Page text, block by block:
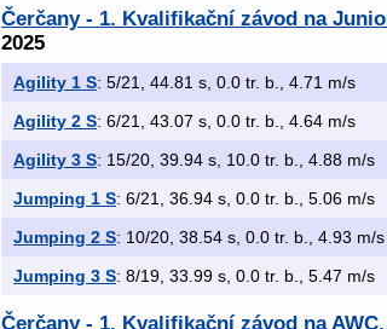
Čerčany - 1. Kvalifikační závod na
2025
Agility 1 S: 5/21, 44.81 s, 0.0 tr. b., 4.71 m/s
Agility 2 S: 6/21, 43.07 s, 0.0 tr. b., 4.64 m/s
Agility 3 S: 15/20, 39.94 s, 10.0 tr. b., 4.88 m/s
Jumping 1 S: 6/21, 36.94 s, 0.0 tr. b., 5.06 m/s
Jumping 2 S: 10/20, 38.54 s, 0.0 tr. b., 4.93 m/s
Jumping 3 S: 8/19, 33.99 s, 0.0 tr. b., 5.47 m/s
Čerčany - 1. Kvalifikační závod na AWC,